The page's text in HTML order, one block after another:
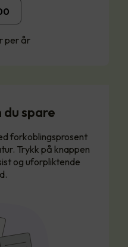
per år
du spare
forkoblingsprosent
Trykk på knappen
og uforpliktende